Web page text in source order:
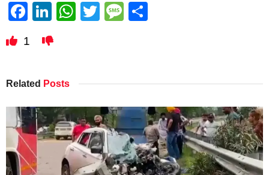
Facebook
LinkedIn
WhatsApp
TwitterMessage
1
Related Posts